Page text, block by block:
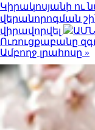
Կիրակոսյանի ու
վերանորոգման
վիրավորվել
Ուռուցքաբանը
Ամբողջ լրահոսը »